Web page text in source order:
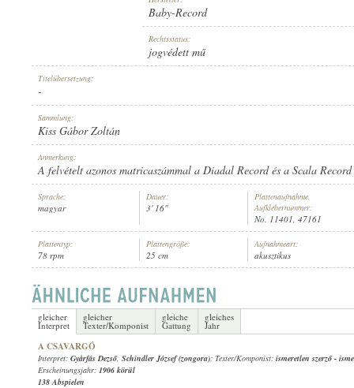
INTERPRET: GYÁRFÁS DEZSŐ ,VÖRÖS ELEK CIGÁNYZENEKARA
NO. 11401
Baby-Record
Rechtsstatus:
jogvédett mű
Titelübersetzung:
-
Sammlung:
Kiss Gábor Zoltán
Anmerkung:
A felvételt azonos matricaszámmal a Diadal Record és a Scala
Sprache:
magyar
Dauer:
3' 16"
Plattenaufnahme,
Aufklebernummer:
No. 11401, 47161
Plattentyp:
78 rpm
Plattengröße:
25 cm
Aufnahmeart:
akusztikus
gleicher
Interpret
gleicher
Texter/Komponist
gleiche
Gattung
gleiches
Jahr
A CSAVARGÓ
Interpret: Gyárfás Dezső, Schindler József (zongora); Texter/Komponist: ismeretlen szerző-
Erscheinungsjahr: 1906 körül
138 Abspielen